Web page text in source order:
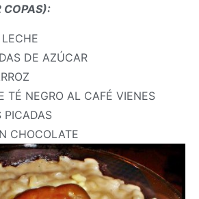
COPAS):
DE AZÚCAR
TÉ NEGRO AL CAFÉ VIENES
PICADAS
CHOCOLATE